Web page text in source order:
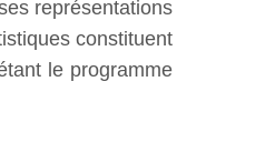
représentations
constituent
le programme